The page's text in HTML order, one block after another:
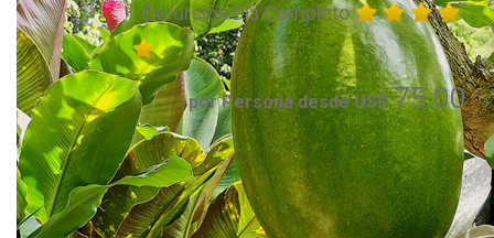
Excursión Día Completo
por Persona desde US$75.00